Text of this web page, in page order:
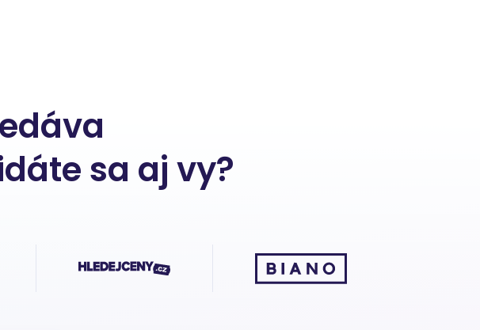
sa aj vy?